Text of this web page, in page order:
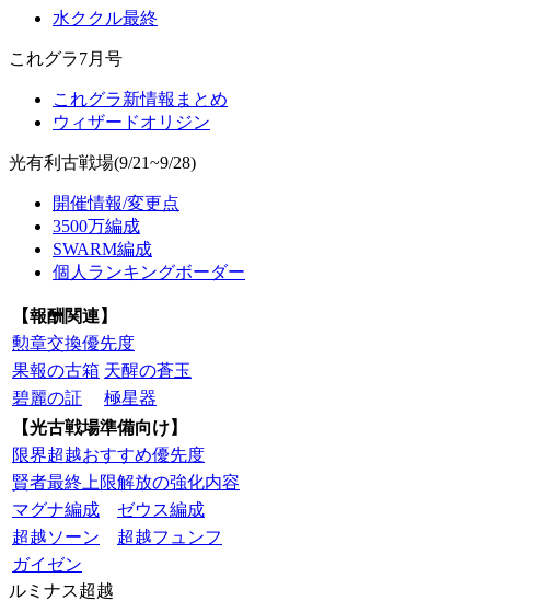
水ククル最終
これグラ7月号
これグラ新情報まとめ
ウィザードオリジン
光有利古戦場(9/21~9/28)
開催情報/変更点
3500万編成
SWARM編成
個人ランキングボーダー
【報酬関連】
勲章交換優先度
果報の古箱 天醒の蒼玉
碧麗の証
極星器
【光古戦場準備向け】
限界超越おすすめ優先度
賢者最終上限解放の強化内容
マグナ編成
ゼウス編成
超越ソーン
超越フュンフ
ガイゼン
ルミナス超越